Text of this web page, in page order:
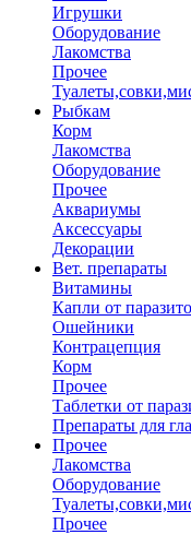
Игрушки
Оборудование
Лакомства
Прочее
Рыбкам
Корм
Лакомства
Оборудование
Прочее
Аквариумы
Аксессуары
Декорации
Вет. препараты
Витамины
Капли от
Ошейники
Контрацепция
Корм
Прочее
Таблетки от
Препараты для
Прочее
Лакомства
Оборудование
Прочее